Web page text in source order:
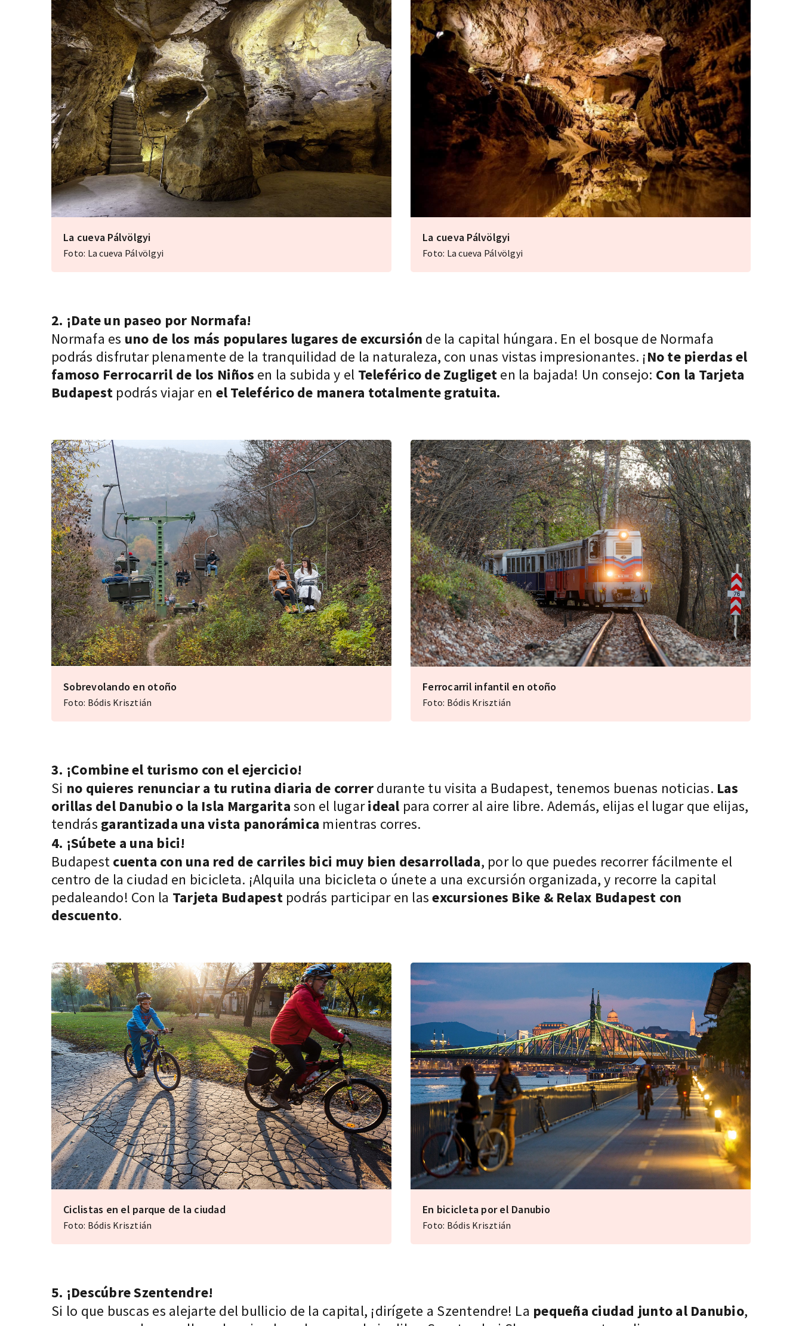
La cueva Pálvölgyi
Foto: La cueva Pálvölgyi
La cueva Pálvölgyi
Foto: La cueva Pálvölgyi
2. ¡Date un paseo por Normafa!
Normafa es uno de los más populares lugares de excursión de la capital húngara. En el bosque de Normafa
podrás disfrutar plenamente de la tranquilidad de la naturaleza, con unas vistas impresionantes. ¡No te pierdas el
famoso Ferrocarril de los Niños en la subida y el Teleférico de Zugligeten la bajada! Un consejo: Con la Tarjeta
Budapest podrás viajar en el Teleférico de manera totalmente gratuita.
Sobrevolando en otoño
Foto: Bódis Krisztián
Ferrocarril infantil en otoño
Foto: Bódis Krisztián
3. ¡Combine el turismo con el ejercicio!
Si no quieres renunciar a tu rutina diaria de correrdurante tu visita a Budapest, tenemos buenas noticias. Las
orillas del Danubio o la Isla Margaritason el lugarideal para correr al aire libre. Además, elijas el lugar que elijas,
tendrás garantizada una vista panorámica mientras corres.
4. ¡Súbete a una bici!
Budapestcuenta con una red de carriles bici muy bien desarrollada, por lo que puedes recorrer fácilmente el
centro de la ciudad en bicicleta. ¡Alquila una bicicleta o únete a una excursión organizada, y recorre la capital
pedaleando! Con la Tarjeta Budapest podrás participar en lasexcursiones Bike & Relax Budapest con
descuento.
Ciclistas en el parque de la ciudad
Foto: Bódis Krisztián
En bicicleta por el Danubio
Foto: Bódis Krisztián
5. ¡Descúbre Szentendre!
Si lo que buscas es alejarte del bullicio de la capital, ¡dirígete a Szentendre! La pequeña ciudad junto al Danubio,